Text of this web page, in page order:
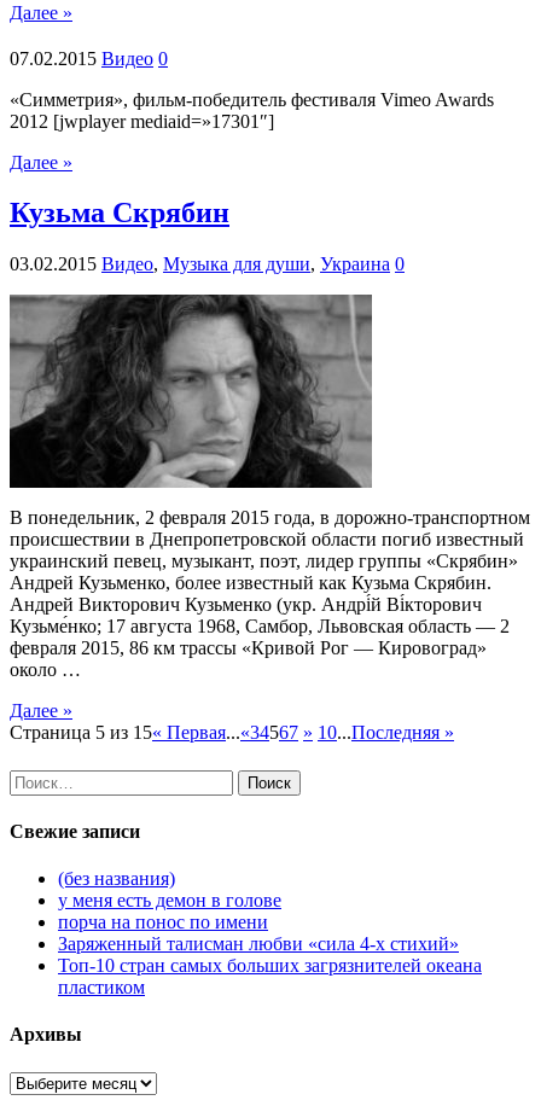
Далее »
07.02.2015 Видео 0
«Симметрия», фильм-победитель фестиваля Vimeo Awards
2012 [jwplayer mediaid=»17301″]
Далее »
Кузьма Скрябин
03.02.2015 Видео, Музыка для души, Украина 0
В понедельник, 2 февраля 2015 года, в дорожно-транспортном
происшествии в Днепропетровской области погиб известный
украинский певец, музыкант, поэт, лидер группы «Скрябин»
Андрей Кузьменко, более известный как Кузьма Скрябин.
Андрей Викторович Кузьменко (укр. Андрі́й Ві́кторович
Кузьме́нко; 17 августа 1968, Самбор, Львовская область — 2
февраля 2015, 86 км трассы «Кривой Рог — Кировоград»
около …
Далее »
Страница 5 из 15« Первая...«34567 » 10...Последняя »
Найти:
Свежие записи
(без названия)
у меня есть демон в голове
порча на понос по имени
Заряженный талисман любви «сила 4-х стихий»
Топ-10 стран самых больших загрязнителей океана
пластиком
Архивы
Архивы